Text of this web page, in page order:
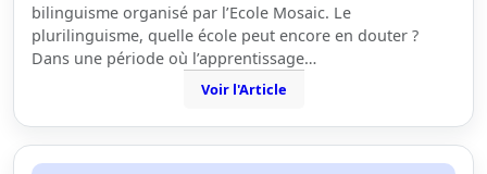
bilinguisme organisé par l’Ecole Mosaic. Le
plurilinguisme, quelle école peut encore en douter ?
Dans une période où l’apprentissage…
Voir l'Article